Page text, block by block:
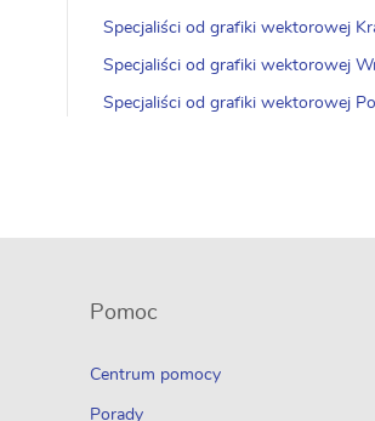
Specjaliści od grafiki wektorowej
Specjaliści od grafiki wektorowej
Specjaliści od grafiki wektorowej
Pomoc
Centrum pomocy
Porady